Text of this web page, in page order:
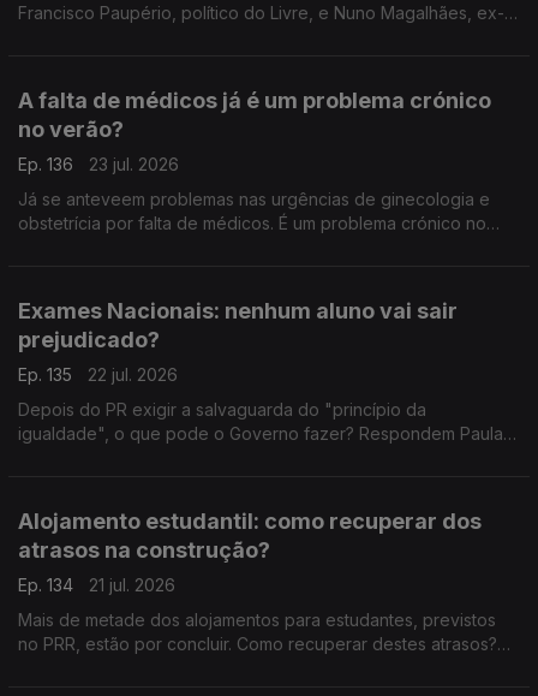
Francisco Paupério, político do Livre, e Nuno Magalhães, ex-
A falta de médicos já é um problema crónico
no verão?
Ep. 136
23 jul. 2026
Já se anteveem problemas nas urgências de ginecologia e
obstetrícia por falta de médicos. É um problema crónico no
Exames Nacionais: nenhum aluno vai sair
prejudicado?
Ep. 135
22 jul. 2026
Depois do PR exigir a salvaguarda do "princípio da
igualdade", o que pode o Governo fazer? Respondem Paula
Alojamento estudantil: como recuperar dos
atrasos na construção?
Ep. 134
21 jul. 2026
Mais de metade dos alojamentos para estudantes, previstos
no PRR, estão por concluir. Como recuperar destes atrasos?